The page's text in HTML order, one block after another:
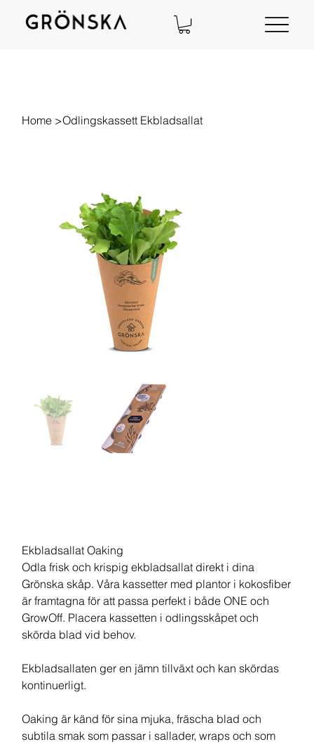
Home >Odlingskassett Ekbladsallat
Ekbladsallat Oaking
Odla frisk och krispig ekbladsallat direkt i dina
Grönska skåp. Våra kassetter med plantor i kokosfiber
är framtagna för att passa perfekt i både ONE och
GrowOff. Placera kassetten i odlingsskåpet och
skörda blad vid behov.
Ekbladsallaten ger en jämn tillväxt och kan skördas
kontinuerligt.
Oaking är känd för sina mjuka, fräscha blad och
subtila smak som passar i sallader, wraps och som